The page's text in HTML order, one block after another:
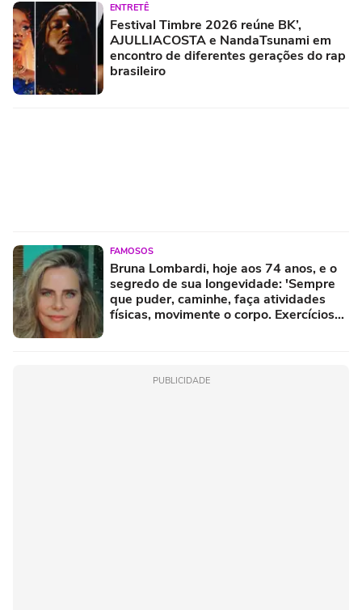
ENTRETÊ
Festival Timbre 2026 reúne BK’,
AJULLIACOSTA e NandaTsunami em
encontro de diferentes gerações do rap
brasileiro
FAMOSOS
Bruna Lombardi, hoje aos 74 anos, e o
segredo de sua longevidade: 'Sempre
que puder, caminhe, faça atividades
físicas, movimente o corpo. Exercícios
PUBLICIDADE